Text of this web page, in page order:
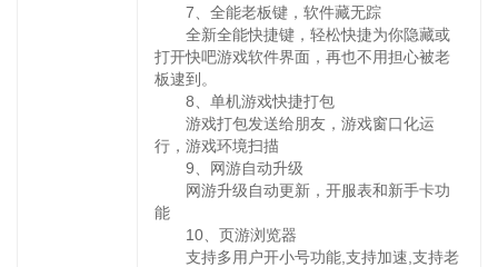
7、全能老板键，软件藏无踪
全新全能快捷键，轻松快捷为你隐藏或
打开快吧游戏软件界面，再也不用担心被老
板逮到。
8、单机游戏快捷打包
游戏打包发送给朋友，游戏窗口化运
行，游戏环境扫描
9、网游自动升级
网游升级自动更新，开服表和新手卡功
能
10、页游浏览器
支持多用户开小号功能,支持加速,支持老